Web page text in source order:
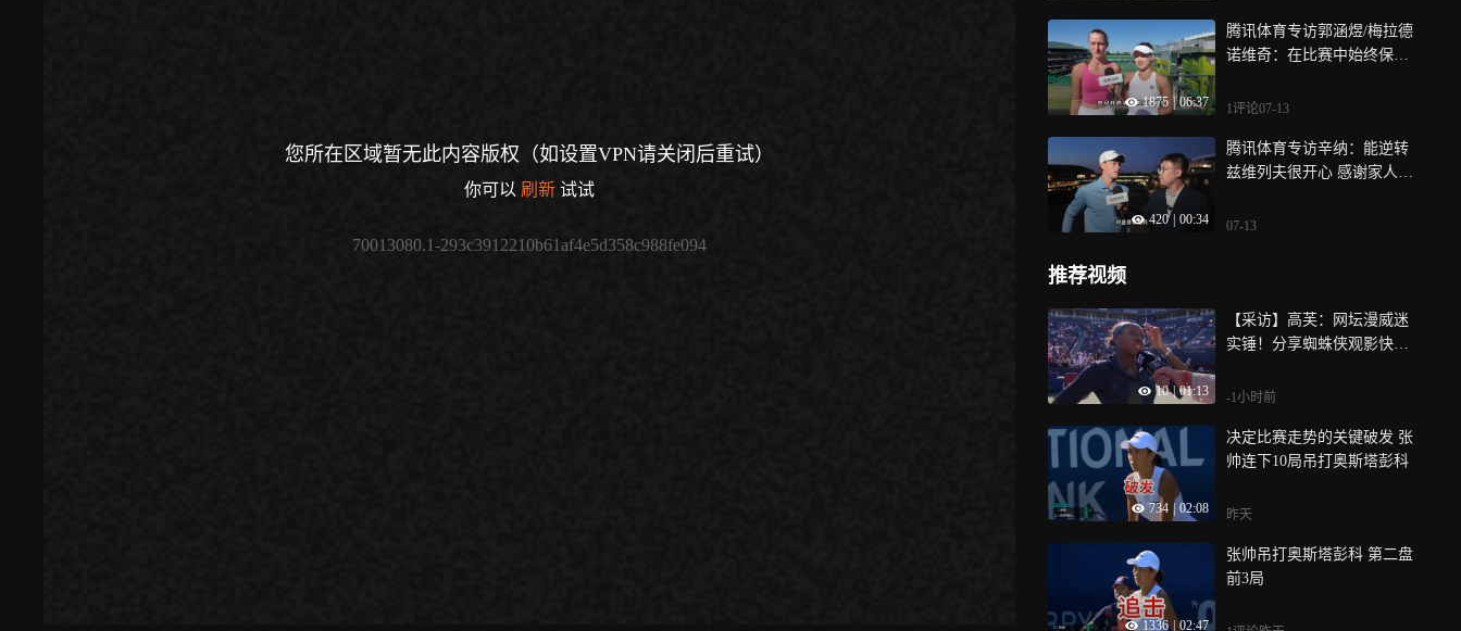
您所在区域暂无此内容版权（如设置VPN请关闭后重试）
你可以 刷新 试试
70013080.1-293c3912210b61af4e5d358c988fe094
1875 | 06:37
腾讯体育专访郭涵煜/梅拉德
诺维奇：在比赛中始终保持
都在增加自信
1评论07-13
420 00:34
腾讯体育专访辛纳：能逆转
兹维列夫很开心 感谢家人和
07-13
推荐视频
10 | 01:13
【采访】高芙：网坛漫威迷
实锤！分享蜘蛛侠观影快乐
-1小时前
734 | 02:08
决定比赛走势的关键破发​ 张
帅连下10局吊打奥斯塔彭科
昨天
1336 02:47
张帅吊打奥斯塔彭科 第二盘
前3局